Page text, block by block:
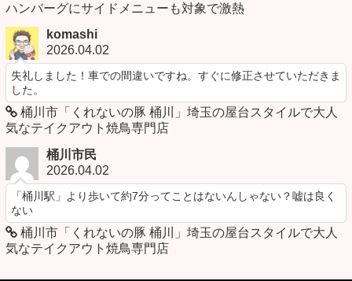
ハンバーグにサイドメニューも対象で激熱
komashi
2026.04.02
失礼しました！車での間違いですね。すぐに修正させていただきま
した。
桶川市「くれないの豚 桶川」埼玉の屋台スタイルで大人
気なテイクアウト焼鳥専門店
桶川市民
2026.04.02
「桶川駅」より歩いて約7分ってことはないんしゃない？嘘は良く
ない
桶川市「くれないの豚 桶川」埼玉の屋台スタイルで大人
気なテイクアウト焼鳥専門店